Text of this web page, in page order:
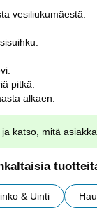
vesiliukumäestä:
pitkä.
alkaen.
ja katso, mitä
& Uinti